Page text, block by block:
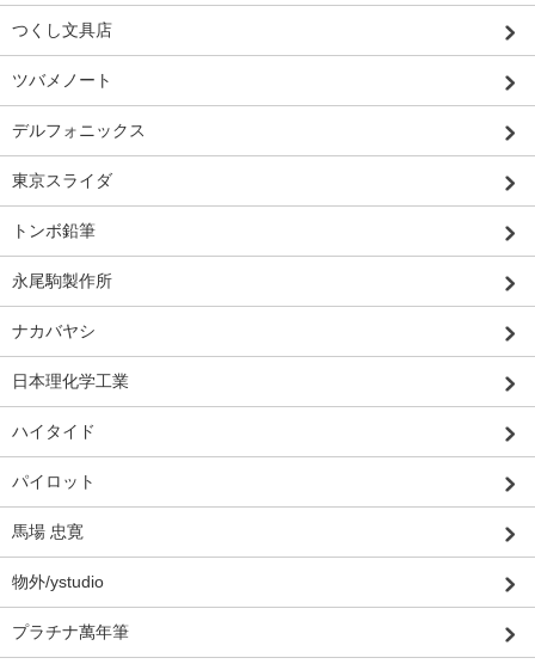
つくし文具店
ツバメノート
デルフォニックス
東京スライダ
トンボ鉛筆
永尾駒製作所
ナカバヤシ
日本理化学工業
ハイタイド
パイロット
馬場 忠寛
物外/ystudio
プラチナ萬年筆